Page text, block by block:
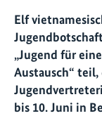
Elf
„Jugend für
Austausch“
bis 10. Juni in